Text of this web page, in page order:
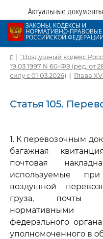
Актуальные
ЗАКОНЫ, КОДЕКСЫ И
НОРМАТИВНО-ПРАВОВЫЕ
РОССИЙСКОЙ ФЕДЕРАЦИИ
| "Воздушный кодекс
19.03.1997 N 60-ФЗ (ред. от
силу с 01.03.2026) | Глава
Статья 105.
1. К перевозочным
багажная
почтовая
используемые
воздушной
груза, почты и
нормативными
федерального
уполномоченного в